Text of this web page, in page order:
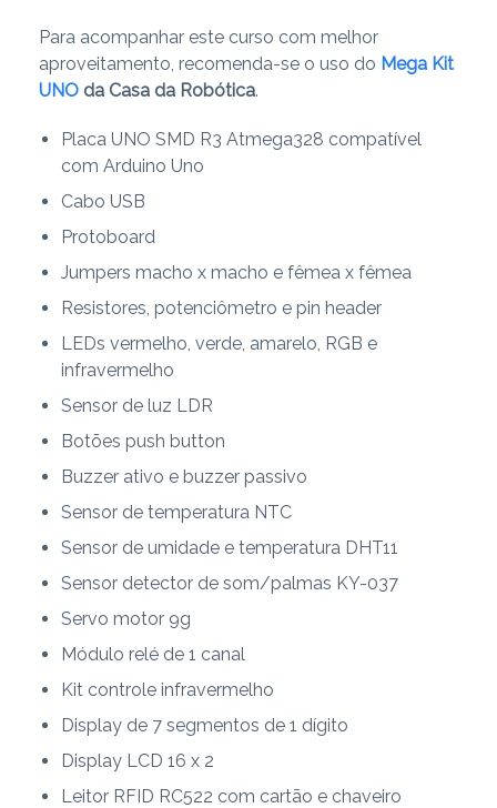
Para acompanhar este curso com melhor
aproveitamento, recomenda-se o uso do Mega Kit
UNO da Casa da Robótica.
Placa UNO SMD R3 Atmega328 compatível
com Arduino Uno
Cabo USB
Protoboard
Jumpers macho x macho e fêmea x fêmea
Resistores, potenciômetro e pin header
LEDs vermelho, verde, amarelo, RGB e
infravermelho
Sensor de luz LDR
Botões push button
Buzzer ativo e buzzer passivo
Sensor de temperatura NTC
Sensor de umidade e temperatura DHT11
Sensor detector de som/palmas KY-037
Servo motor 9g
Módulo relé de 1 canal
Kit controle infravermelho
Display de 7 segmentos de 1 dígito
Display LCD 16 x 2
Leitor RFID RC522 com cartão e chaveiro